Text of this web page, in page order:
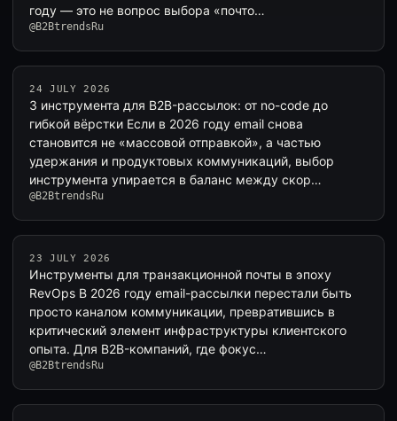
году — это не вопрос выбора «почто…
@B2BtrendsRu
24 JULY 2026
3 инструмента для B2B-рассылок: от no-code до
гибкой вёрстки Если в 2026 году email снова
становится не «массовой отправкой», а частью
удержания и продуктовых коммуникаций, выбор
инструмента упирается в баланс между скор…
@B2BtrendsRu
23 JULY 2026
Инструменты для транзакционной почты в эпоху
RevOps В 2026 году email-рассылки перестали быть
просто каналом коммуникации, превратившись в
критический элемент инфраструктуры клиентского
опыта. Для B2B-компаний, где фокус…
@B2BtrendsRu